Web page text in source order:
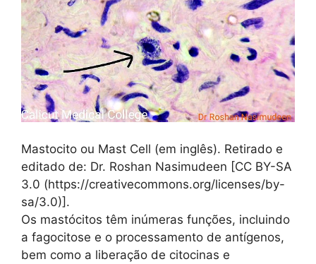
Mastocito ou Mast Cell (em inglês). Retirado e
editado de: Dr. Roshan Nasimudeen [CC BY-SA
3.0 (https://creativecommons.org/licenses/by-
sa/3.0)].
Os mastócitos têm inúmeras funções, incluindo
a fagocitose e o processamento de antígenos,
bem como a liberação de citocinas e